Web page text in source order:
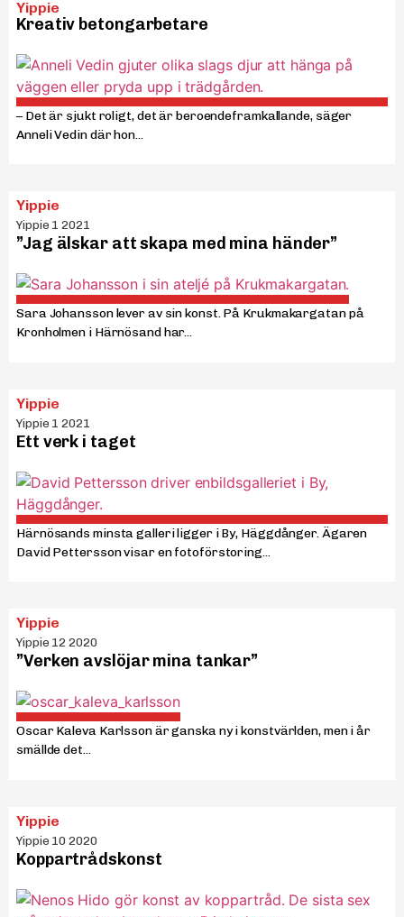
Yippie
Kreativ betongarbetare
– Det är sjukt roligt, det är beroendeframkallande, säger
Anneli Vedin där hon...
Yippie
Yippie 1 2021
”Jag älskar att skapa med mina händer”
Sara Johansson lever av sin konst. På Krukmakargatan på
Kronholmen i Härnösand har...
Yippie
Yippie 1 2021
Ett verk i taget
Härnösands minsta galleri ligger i By, Häggdånger. Ägaren
David Pettersson visar en fotoförstoring...
Yippie
Yippie 12 2020
”Verken avslöjar mina tankar”
Oscar Kaleva Karlsson är ganska ny i konstvärlden, men i år
smällde det...
Yippie
Yippie 10 2020
Koppartrådskonst